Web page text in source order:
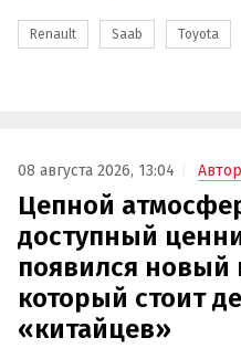
Renault Saab Toyota
08 августа 2026, 13:04
Цепной
доступный
появился новый
который стоит
«китайцев»